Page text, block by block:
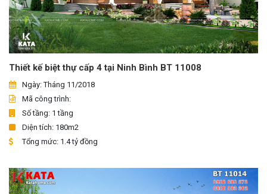
Thiết kế biệt thự cấp 4 tại Ninh Bình BT 11008
Ngày: Tháng 11/2018
Mã công trình:
Số tầng: 1 tầng
Diện tích: 180m2
Tổng mức: 1.4 tỷ đồng